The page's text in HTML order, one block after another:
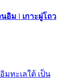
อิม | เกาะผู่โถว
ทะเลใต้ เป็น